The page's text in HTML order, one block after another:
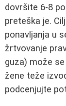
dovršite 6-8
preteška je.
ponavljanja u
žrtvovanje
guza) može
žene teže
podcenjujte